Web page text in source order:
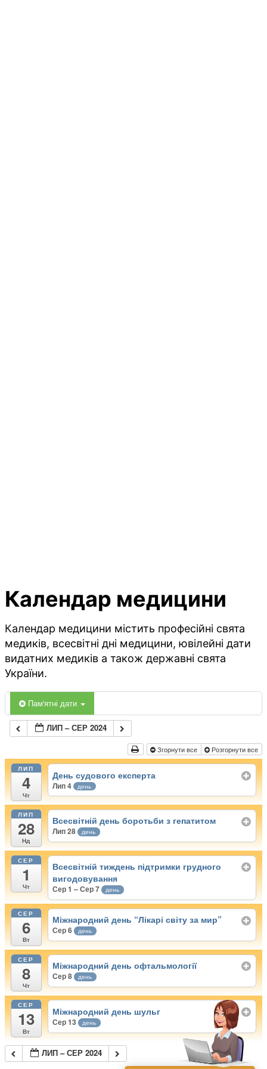
Календар медицини
Календар медицини містить професійні свята
медиків, всесвітні дні медицини, ювілейні дати
видатних медиків а також державні свята
України.
Пам'ятні дати
ЛИП – СЕР 2024
Згорнути все Розгорнути все
ЛИП
4
Чт
День судового експерта
Лип 4 день
ЛИП
28
Нд
Всесвітній день боротьби з гепатитом
Лип 28 день
СЕР
1
Чт
Всесвітній тиждень підтримки грудного
вигодовування
Сер 1 – Сер 7 день
СЕР
6
Вт
Міжнародний день “Лікарі світу за мир”
Сер 6 день
СЕР
8
Чт
Міжнародний день офтальмології
Сер 8 день
СЕР
13
Вт
Міжнародний день шульг
Сер 13 день
ЛИП – СЕР 2024